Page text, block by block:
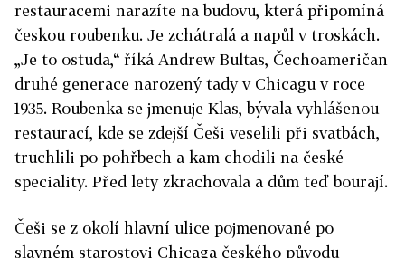
restauracemi narazíte na budovu, která připomíná
českou roubenku. Je zchátralá a napůl v troskách.
„Je to ostuda,“ říká Andrew Bultas, Čechoameričan
druhé generace narozený tady v Chicagu v roce
1935. Roubenka se jmenuje Klas, bývala vyhlášenou
restaurací, kde se zdejší Češi veselili při svatbách,
truchlili po pohřbech a kam chodili na české
speciality. Před lety zkrachovala a dům teď bourají.
Češi se z okolí hlavní ulice pojmenované po
slavném starostovi Chicaga českého původu